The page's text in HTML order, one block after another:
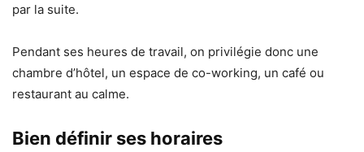
par la suite.
Pendant ses heures de travail, on privilégie donc une
chambre d’hôtel, un espace de co-working, un café ou
restaurant au calme.
Bien définir ses horaires